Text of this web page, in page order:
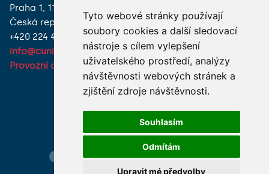
Tyto webové stránky používají
soubory cookies a další sledovací
nástroje s cílem vylepšení
uživatelského prostředí, analýzy
návštěvnosti webových stránek a
zjištění zdroje návštěvnosti.
Souhlasím
Odmítám
Upravit mé předvolby
Praha 1, 116 36
Česká republika
+420 224 491 850
info@cuni.cz
Provozní doba a kontakty
JAK K NÁM?
Hledání osob Nastavení cookie Mapa webu